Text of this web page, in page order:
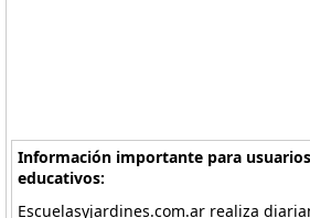
Información importante para
educativos:
Escuelasyjardines.com.ar realiza